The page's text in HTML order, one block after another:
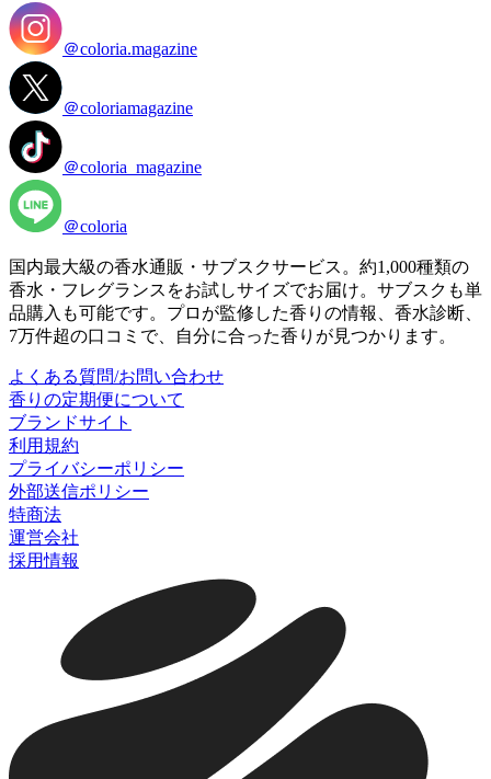
＠coloria.magazine
＠coloriamagazine
＠coloria_magazine
＠coloria
国内最大級の香水通販・サブスクサービス。約1,000種類の
香水・フレグランスをお試しサイズでお届け。サブスクも単
品購入も可能です。プロが監修した香りの情報、香水診断、
7万件超の口コミで、自分に合った香りが見つかります。
よくある質問/お問い合わせ
香りの定期便について
ブランドサイト
利用規約
プライバシーポリシー
外部送信ポリシー
特商法
運営会社
採用情報